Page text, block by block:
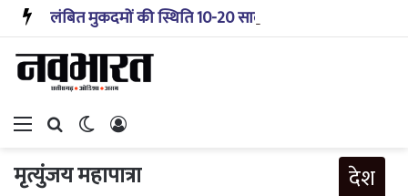
Menu Search forSwitch skin
मृत्युंजय महापात्रा देश